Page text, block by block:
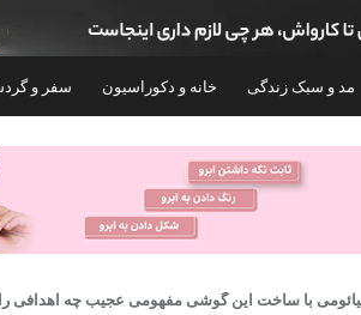
مد و سبک زندگی خانه و دکوراسیون سفر و
با ساخت این گوشی مفهومی عجیب چه اهدافی را